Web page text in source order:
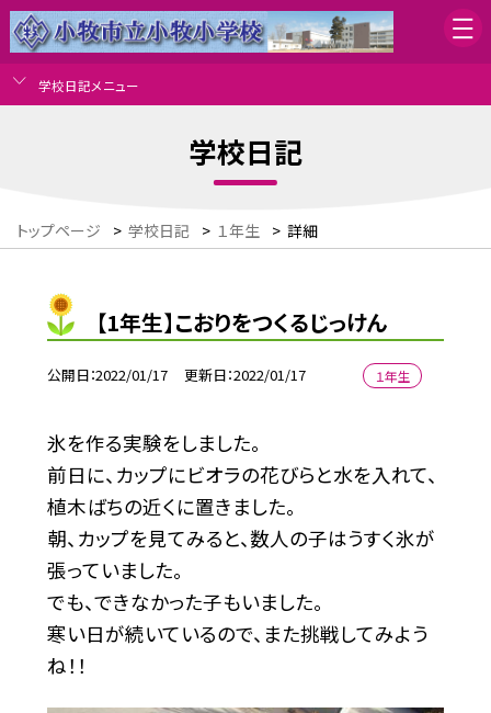
学校日記メニュー
学校日記
トップページ > 学校日記 > １年生 > 詳細
【1年生】こおりをつくるじっけん
公開日 2022/01/17 更新日 2022/01/17 １年生
氷を作る実験をしました。
前日に、カップにビオラの花びらと水を入れて、
植木ばちの近くに置きました。
朝、カップを見てみると、数人の子はうすく氷が
張っていました。
でも、できなかった子もいました。
寒い日が続いているので、また挑戦してみよう
ね！！